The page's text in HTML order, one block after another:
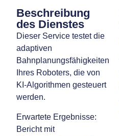
Beschreibung
des Dienstes
Dieser Service testet die
adaptiven
Bahnplanungsfähigkeiten
Ihres Roboters, die von
KI-Algorithmen gesteuert
werden.
Erwartete Ergebnisse:
Bericht mit